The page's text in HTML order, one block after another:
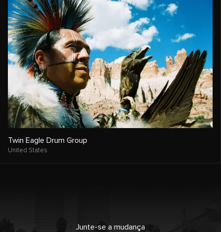
Twin Eagle Drum Group
United States
Junte-se a mudança